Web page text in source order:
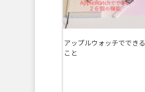
アップルウォッチでできる
こと